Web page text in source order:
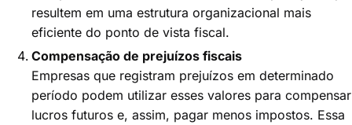
resultem em uma estrutura organizacional mais
eficiente do ponto de vista fiscal.
Compensação de prejuízos fiscais
Empresas que registram prejuízos em determinado
período podem utilizar esses valores para compensar
lucros futuros e, assim, pagar menos impostos. Essa